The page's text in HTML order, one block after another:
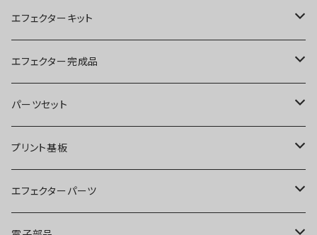
エフェクターキット
ブースター
オーバードライブ
ディストーション
ファズ
エフェクター完成品
ブースター
オーバードライブ
ディストーション
パーツセット
ブースター
オーバードライブ
プリント基板
オーバードライブ
エフェクターパーツ